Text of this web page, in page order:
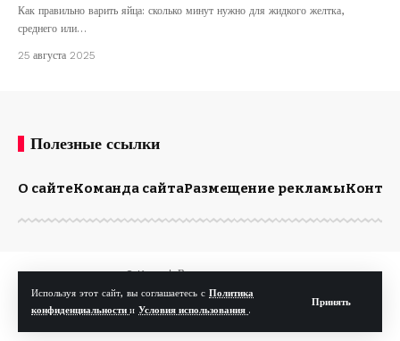
Используя этот сайт, вы соглашаетесь с Политика
конфиденциальности и Условия использования .
Принять
Как правильно варить яйца: сколько минут нужно для жидкого желтка,
среднего или…
25 августа 2025
Полезные ссылки
О сайтеКоманда сайтаРазмещение рекламы
© Kp.md. Все права защищены.